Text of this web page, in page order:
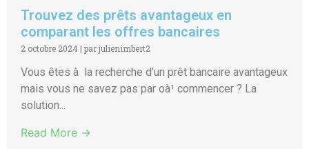
Trouvez des prêts avantageux en
comparant les offres bancaires
2 octobre 2024 | par julienimbert2
Vous êtes à la recherche d’un prêt bancaire avantageux
mais vous ne savez pas par oà¹ commencer ? La
solution...
Read More →